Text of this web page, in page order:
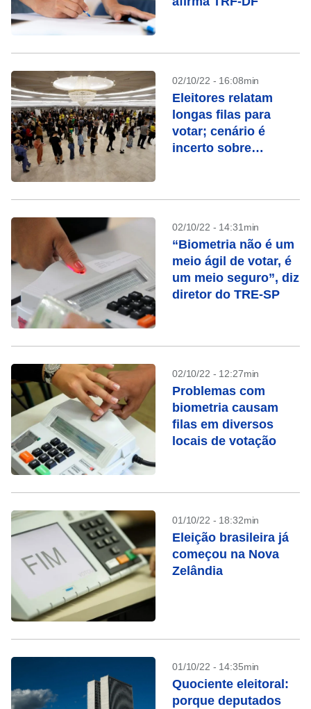
02/10/22 - 16:08min
Eleitores relatam
longas filas para
votar; cenário é
incerto sobre
02/10/22 - 14:31min
“Biometria não é um
meio ágil de votar, é
um meio seguro”, diz
diretor do TRE-SP
02/10/22 - 12:27min
Problemas com
biometria causam
filas em diversos
locais de votação
01/10/22 - 18:32min
Eleição brasileira já
começou na Nova
Zelândia
01/10/22 - 14:35min
Quociente eleitoral:
porque deputados